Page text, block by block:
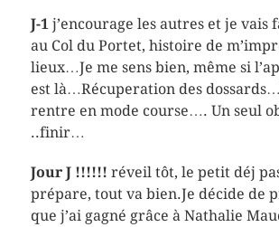
J-1 j’encourage les autres et je vais
au Col du Portet, histoire de
lieux…Je me sens bien, même si
est là…Récuperation des
rentre en mode course…. Un seul
..finir…
Jour J !!!!!! réveil tôt, le petit déj
prépare, tout va bien.Je décide de
que j’ai gagné grâce à Nathalie